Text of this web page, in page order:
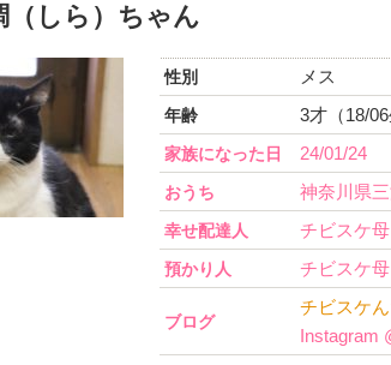
（しら）ちゃん
性別 メス
年齢 3才（18/06
家族になった日 24/01/24
おうち 神奈川県
幸せ配達人 チビスケ母
預かり人 チビスケ母
ブログ
チビスケ
Instagram